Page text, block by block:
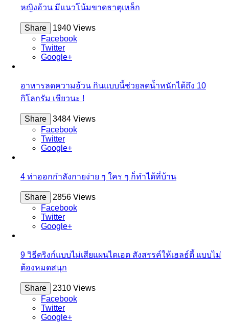
หญิงอ้วน มีแนวโน้มขาดธาตุเหล็ก
Share
1940 Views
Facebook
Twitter
Google+
อาหารลดความอ้วน กินแบบนี้ช่วยลดน้ำหนักได้ถึง 10
กิโลกรัม เชียวนะ !
Share
3484 Views
Facebook
Twitter
Google+
4 ท่าออกกำลังกายง่าย ๆ ใคร ๆ ก็ทำได้ที่บ้าน
Share
2856 Views
Facebook
Twitter
Google+
9 วิธีดริงก์แบบไม่เสียแผนไดเอต สังสรรค์ให้เฮลธ์ตี้ แบบไม่
ต้องหมดสนุก
Share
2310 Views
Facebook
Twitter
Google+